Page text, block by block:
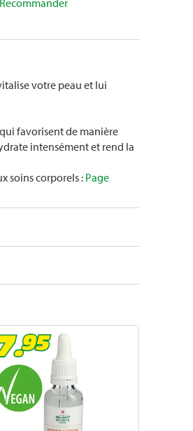
Recommander
votre peau et lui
favorisent de manière
intensément et rend la
soins corporels : Page